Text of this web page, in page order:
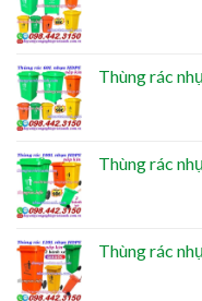
Thùng rác
Thùng rác
Thùng rác